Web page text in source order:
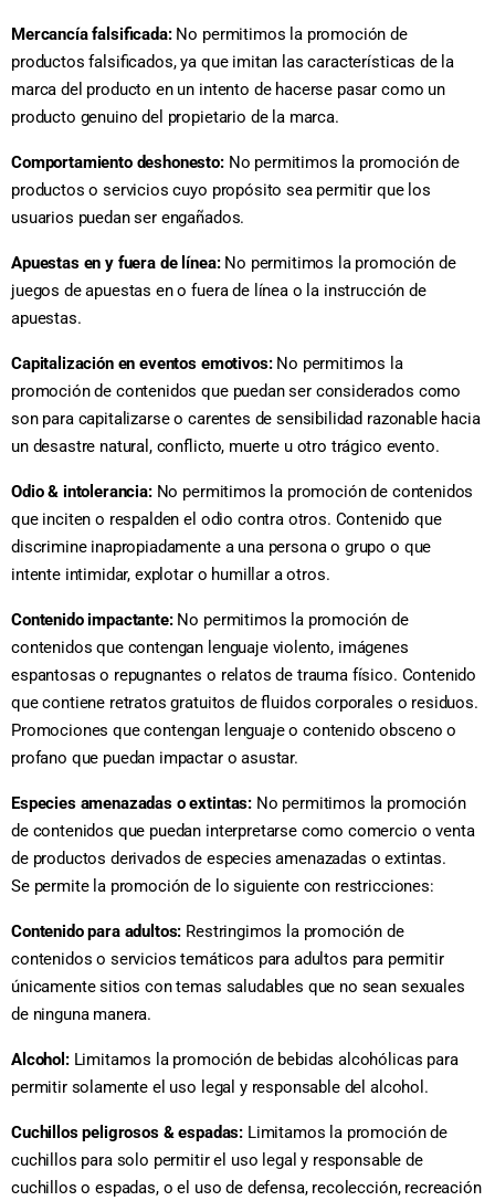
Mercancía falsificada:No permitimos la promoción de
productos falsificados, ya que imitan las características de la
marca del producto en un intento de hacerse pasar como un
producto genuino del propietario de la marca.
Comportamiento deshonesto:No permitimos la promoción de
productos o servicios cuyo propósito sea permitir que los
usuarios puedan ser engañados.
Apuestas en y fuera de línea:No permitimos la promoción de
juegos de apuestas en o fuera de línea o la instrucción de
apuestas.
Capitalización en eventos emotivos:No permitimos la
promoción de contenidos que puedan ser considerados como
son para capitalizarse o carentes de sensibilidad razonable hacia
un desastre natural, conflicto, muerte u otro trágico evento.
Odio & intolerancia:No permitimos la promoción de contenidos
que inciten o respalden el odio contra otros. Contenido que
discrimine inapropiadamente a una persona o grupo o que
intente intimidar, explotar o humillar a otros.
Contenido impactante:No permitimos la promoción de
contenidos que contengan lenguaje violento, imágenes
espantosas o repugnantes o relatos de trauma físico. Contenido
que contiene retratos gratuitos de fluidos corporales o residuos.
Promociones que contengan lenguaje o contenido obsceno o
profano que puedan impactar o asustar.
Especies amenazadas o extintas: No permitimos la promoción
de contenidos que puedan interpretarse como comercio o venta
de productos derivados de especies amenazadas o extintas.
Se permite la promoción de lo siguiente con restricciones:
Contenido para adultos: Restringimos la promoción de
contenidos o servicios temáticos para adultos para permitir
únicamente sitios con temas saludables que no sean sexuales
de ninguna manera.
Alcohol:Limitamos la promoción de bebidas alcohólicas para
permitir solamente el uso legal y responsable del alcohol.
Cuchillos peligrosos & espadas: Limitamos la promoción de
cuchillos para solo permitir el uso legal y responsable de
cuchillos o espadas, o el uso de defensa, recolección, recreación